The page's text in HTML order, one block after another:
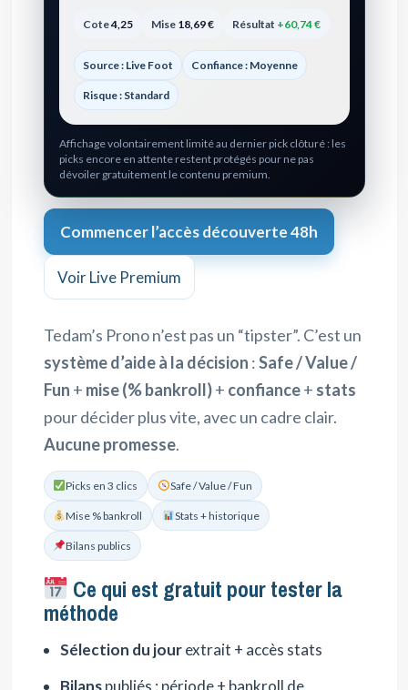
Cote4,25 Mise 18,69 € Résultat +60,74 €
Source : Live Foot Confiance : Moyenne
Risque : Standard
Affichage volontairement limité au dernier pick clôturé : les
picks encore en attente restent protégés pour ne pas
dévoiler gratuitement le contenu premium.
Commencer l’accès découverte 48h
Voir Live Premium
Tedam’s Prono n’est pas un “tipster”. C’est un
système d’aide à la décision :Safe / Value /
Fun + mise (% bankroll)+ confiance+ stats
pour décider plus vite, avec un cadre clair.
Aucune promesse.
Picks en 3 clics Safe / Value / Fun
Mise % bankroll Stats + historique
Bilans publics
Ce qui est gratuit pour tester la
méthode
Sélection du jourextrait + accès stats
Bilanspubliés : période + bankroll de